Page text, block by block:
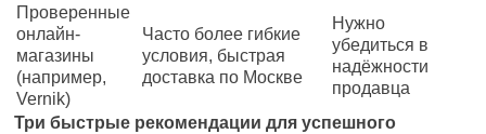
Проверенные
онлайн-
магазины
(например,
Vernik)
Часто более гибкие
условия, быстрая
доставка по Москве
Нужно
убедиться в
надёжности
продавца
Три быстрые рекомендации для успешного